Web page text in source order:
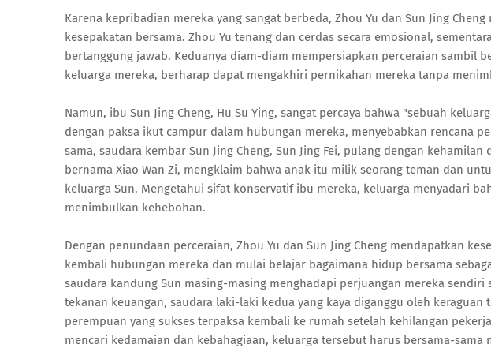
Karena kepribadian mereka yang sangat berbeda, Zhou Yu dan Sun Jing
kesepakatan bersama. Zhou Yu tenang dan cerdas secara emosional,
bertanggung jawab. Keduanya diam-diam mempersiapkan perceraian sambil
keluarga mereka, berharap dapat mengakhiri pernikahan mereka tanpa
Namun, ibu Sun Jing Cheng, Hu Su Ying, sangat percaya bahwa "sebuah
dengan paksa ikut campur dalam hubungan mereka, menyebabkan rencana
sama, saudara kembar Sun Jing Cheng, Sun Jing Fei, pulang dengan
bernama Xiao Wan Zi, mengklaim bahwa anak itu milik seorang teman dan
keluarga Sun. Mengetahui sifat konservatif ibu mereka, keluarga menyadari
menimbulkan kehebohan.
Dengan penundaan perceraian, Zhou Yu dan Sun Jing Cheng mendapatkan
kembali hubungan mereka dan mulai belajar bagaimana hidup bersama
saudara kandung Sun masing-masing menghadapi perjuangan mereka
tekanan keuangan, saudara laki-laki kedua yang kaya diganggu oleh keraguan
perempuan yang sukses terpaksa kembali ke rumah setelah kehilangan
mencari kedamaian dan kebahagiaan, keluarga tersebut harus bersama-sama